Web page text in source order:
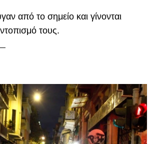
από το σημείο και γίνονται
τους.